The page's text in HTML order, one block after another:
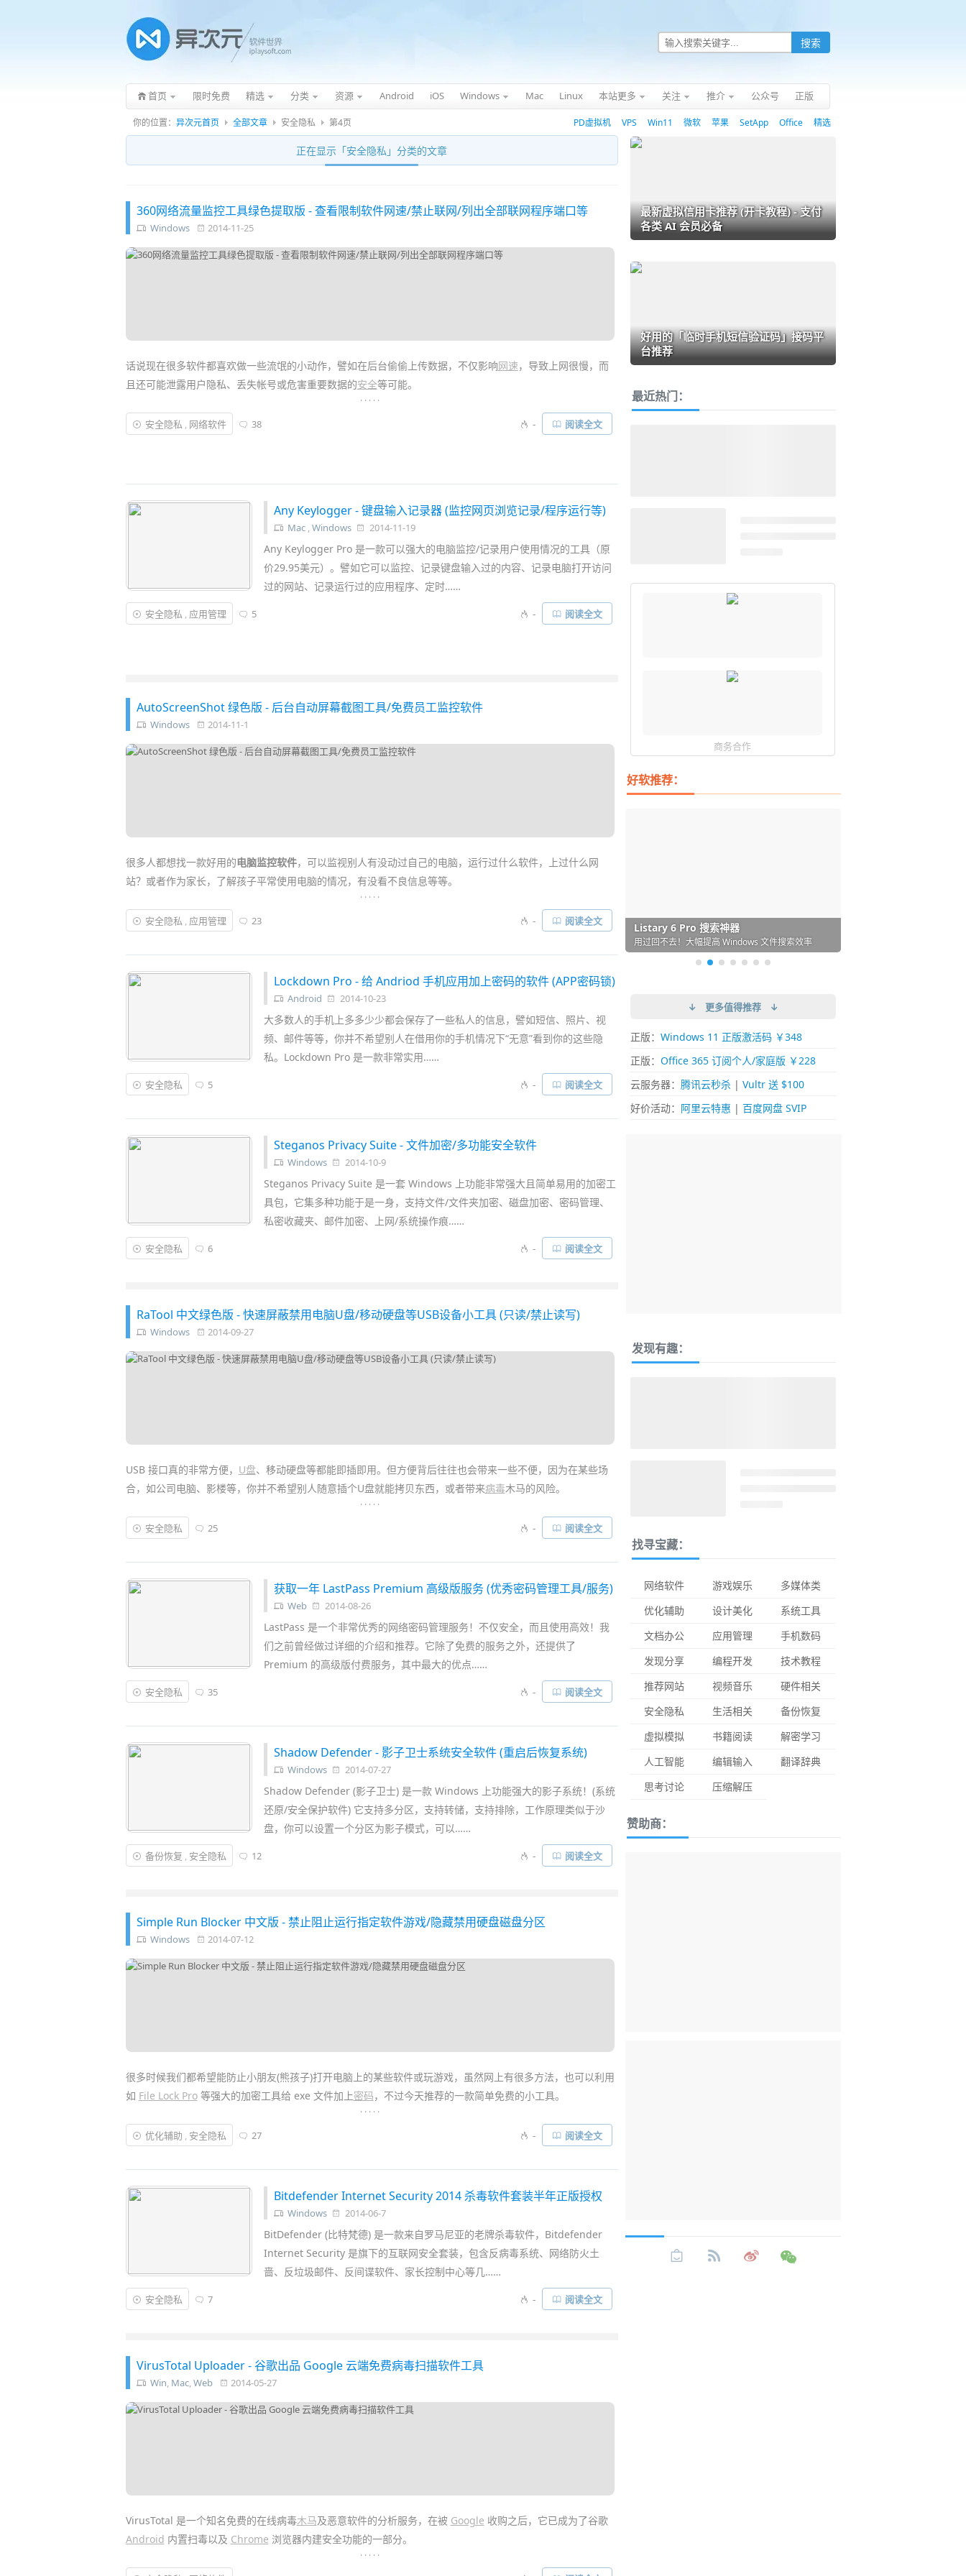
首页 限时免费 精选 分类 资源 Android iOS Windows Mac Linux 本站更多 关注 推介 公众号 正版
你的位置： 异次元首页 全部文章 安全隐私 第4页 PD虚拟机 VPS Win11 微软 苹果 SetApp Office 精选
正在显示「安全隐私 」分类的文章
360网络流量监控工具绿色提取版 - 查看限制软件网速/禁止联网/列出全部联网程序端口等
Windows 2014-11-25
话说现在很多软件都喜欢做一些流氓的小动作，譬如在后台偷偷上传数据，不仅影响网速，导致上网很慢，而
且还可能泄露用户隐私、丢失帐号或危害重要数据的安全等可能。
因此我们都需要一款简单方便的 使用情况，找了一圈发现「
360网络流量监控工
具」正合我意，它是从360安全卫士里分离提取出来的一个独立绿色小工具，可以列出当前电脑所有联网的程
. . . . .
安全隐私 , 网络软件 38 - 阅读全文
Any Keylogger - 键盘输入记录器 (监控网页浏览记录/程序运行等)
Mac,Windows 2014-11-19
Any Keylogger Pro 是一款可以强大的电脑监控/记录用户使用情况的工具（原
价29.95美元）。譬如它可以监控、记录键盘输入过的内容、记录电脑打开访问
过的网站、记录运行过的应用程序、定时……
安全隐私 , 应用管理 5 - 阅读全文
AutoScreenShot 绿色版 - 后台自动屏幕截图工具/免费员工监控软件
Windows 2014-11-1
很多人都想找一款好用的电脑监控软件，可以监视别人有没动过自己的电脑，运行过什么软件，上过什么网
站？或者作为家长，了解孩子平常使用电脑的情况，有没看不良信息等等。
AutoScreenShot是一款可以在后台默默地 ，你可以设置软件每隔几秒 自动截取一次屏
幕，然后以 JPG 格式保存。用户可以设定只保留最新的多少张
，也可以设定图片的保存位置等。这样即可
以方便地监控、记录电脑的使用情况了……
. . . . .
安全隐私 , 应用管理 23 - 阅读全文
Lockdown Pro - 给 Andriod 手机应用加上密码的软件 (APP密码锁)
Android 2014-10-23
大多数人的手机上多多少少都会保存了一些私人的信息，譬如短信、照片、视
频、邮件等等，你并不希望别人在借用你的手机情况下“无意”看到你的这些隐
私。Lockdown Pro 是一款非常实用……
安全隐私 5 - 阅读全文
Steganos Privacy Suite - 文件加密/多功能安全软件
Windows 2014-10-9
Steganos Privacy Suite 是一套 Windows 上功能非常强大且简单易用的加密工
具包，它集多种功能于是一身，支持文件/文件夹加密、磁盘加密、密码管理、
私密收藏夹、邮件加密、上网/系统操作痕……
安全隐私 6 - 阅读全文
RaTool 中文绿色版 - 快速屏蔽禁用电脑U盘/移动硬盘等USB设备小工具 (只读/禁止读写)
Windows 2014-09-27
USB 接口真的非常方便， U盘、移动硬盘等都能即插即用。但方便背后往往也会带来一些不便，因为在某些场
合，如公司电脑、影楼等，你并不希望别人随意插个U盘就能拷贝东西，或者带来病毒木马的风险。
那么是否可以简单地禁用电脑的
) 是一款免费实用的小工具，
可以帮助你快速
，禁止各种USB存储设备，如U盘、移动硬盘、读卡器、USB光驱、磁盘等。
你可以设置为禁止读写或者是只读模式，这样就能更好地保护电脑资料的安全了……
. . . . .
安全隐私 25 - 阅读全文
获取一年 LastPass Premium 高级版服务 (优秀密码管理工具/服务)
Web 2014-08-26
LastPass 是一个非常优秀的网络密码管理服务！不仅安全，而且使用高效！我
们之前曾经做过详细的介绍和推荐。它除了免费的服务之外，还提供了
Premium 的高级版付费服务，其中最大的优点……
安全隐私 35 - 阅读全文
Shadow Defender - 影子卫士系统安全软件 (重启后恢复系统)
Windows 2014-07-27
Shadow Defender (影子卫士) 是一款 Windows 上功能强大的影子系统！(系统
还原/安全保护软件) 它支持多分区，支持转储，支持排除，工作原理类似于沙
盘，你可以设置一个分区为影子模式，可以……
备份恢复 , 安全隐私 12 - 阅读全文
Simple Run Blocker 中文版 - 禁止阻止运行指定软件游戏/隐藏禁用硬盘磁盘分区
Windows 2014-07-12
很多时候我们都希望能防止小朋友(熊孩子)打开电脑上的某些软件或玩游戏，虽然网上有很多方法，也可以利用
如 File Lock Pro等强大的加密工具给 exe 文件加上密码，不过今天推荐的一款简单免费的小工具。
Simple Run Blocker是一款绿色简单小巧免费的
，你只需将希望屏蔽的软件快捷方式或exe
文件拖放到它的列表里面，它便会自动
这些软件，使它们不能启动。另外，Simple Run Blocker 还附带了
临时隐藏/禁用硬盘磁盘分区的功能，可以有助你藏好重要的资料，防止熊孩子搞破坏……
. . . . .
优化辅助 , 安全隐私 27 - 阅读全文
Bitdefender Internet Security 2014 杀毒软件套装半年正版授权
Windows 2014-06-7
BitDefender (比特梵德) 是一款来自罗马尼亚的老牌杀毒软件，Bitdefender
Internet Security 是旗下的互联网安全套装，包含反病毒系统、网络防火土
啬、反垃圾邮件、反间谍软件、家长控制中心等几……
安全隐私 7 - 阅读全文
VirusTotal Uploader - 谷歌出品 Google 云端免费病毒扫描软件工具
Win, Mac,Web 2014-05-27
VirusTotal 是一个知名免费的在线病毒木马及恶意软件的分析服务，在被 Google 收购之后，它已成为了谷歌
Android 内置扫毒以及 Chrome 浏览器内建安全功能的一部分。
. . . . .
最新虚拟信用卡推荐 (开卡教程) - 支付
各类 AI 会员必备
好用的「临时手机短信验证码」接码平
台推荐
最近热门：
商务合作
好软推荐：
IDM 必备的下载神器
超强的 Windows 平台下载工具
Listary 6 Pro 搜索神器
用过回不去！大幅提高 Windows 文件搜索效率
Fences 桌面图标自动整理/美化神器
懒人必备！图标再多桌面也不再凌乱！
Parallels Desktop 虚拟机
在 Mac 上流畅运行 Windows (支持 M 芯片)
Downie 下载网络视频的神器 (Mac)
一键下视频，超简单好用！谁用谁知道
Typora - 极简好用的 Markdown 编辑器
颠覆写作体验！跨平台支持 Win / Mac
↓ 更多值得推荐 ↓
正版： Windows 11 正版激活码 ￥348
正版： Office 365 订阅个人/家庭版 ￥228
云服务器： 腾讯云秒杀| Vultr 送 $100
好价活动： 阿里云特惠 | 百度网盘 SVIP
发现有趣：
找寻宝藏：
网络软件 游戏娱乐
多媒体类
优化辅助
设计美化
系统工具
文档办公
应用管理
手机数码
发现分享
编程开发
技术教程
推荐网站
视频音乐
硬件相关
安全隐私
生活相关
备份恢复
虚拟模拟
书籍阅读
解密学习
人工智能
编辑输入
翻译辞典
思考讨论
压缩解压
赞助商：